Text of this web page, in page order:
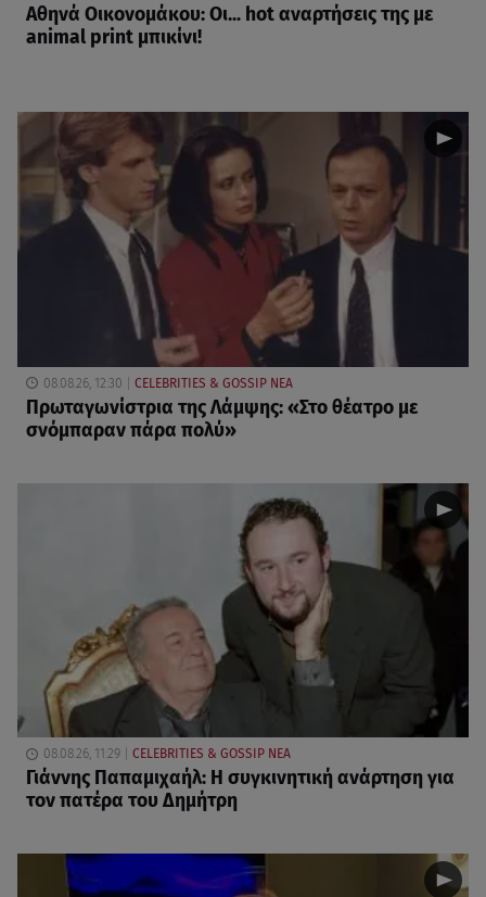
Αθηνά Οικονομάκου: Οι... hot αναρτήσεις της με
animal print μπικίνι!
08.08.26, 12:30 CELEBRITIES & GOSSIP ΝΕΑ
Πρωταγωνίστρια της Λάμψης: «Στο θέατρο με
σνόμπαραν πάρα πολύ»
08.08.26, 11:29 CELEBRITIES & GOSSIP ΝΕΑ
Γιάννης Παπαμιχαήλ: Η συγκινητική ανάρτηση για
τον πατέρα του Δημήτρη